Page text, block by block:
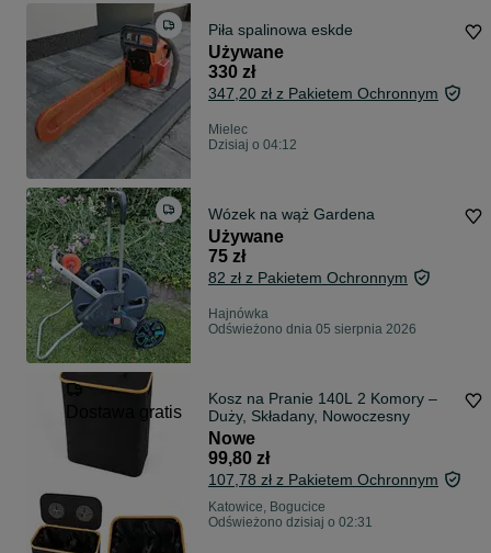
Piła spalinowa eskde
Używane
330 zł
347,20 zł z Pakietem Ochronnym
Mielec
Dzisiaj o 04:12
Wózek na wąż Gardena
Używane
75 zł
82 zł z Pakietem Ochronnym
Hajnówka
Odświeżono dnia 05 sierpnia 2026
Dostawa gratis
Kosz na Pranie 140L 2 Komory –
Duży, Składany, Nowoczesny
Nowe
99,80 zł
107,78 zł z Pakietem Ochronnym
Katowice, Bogucice
Odświeżono dzisiaj o 02:31